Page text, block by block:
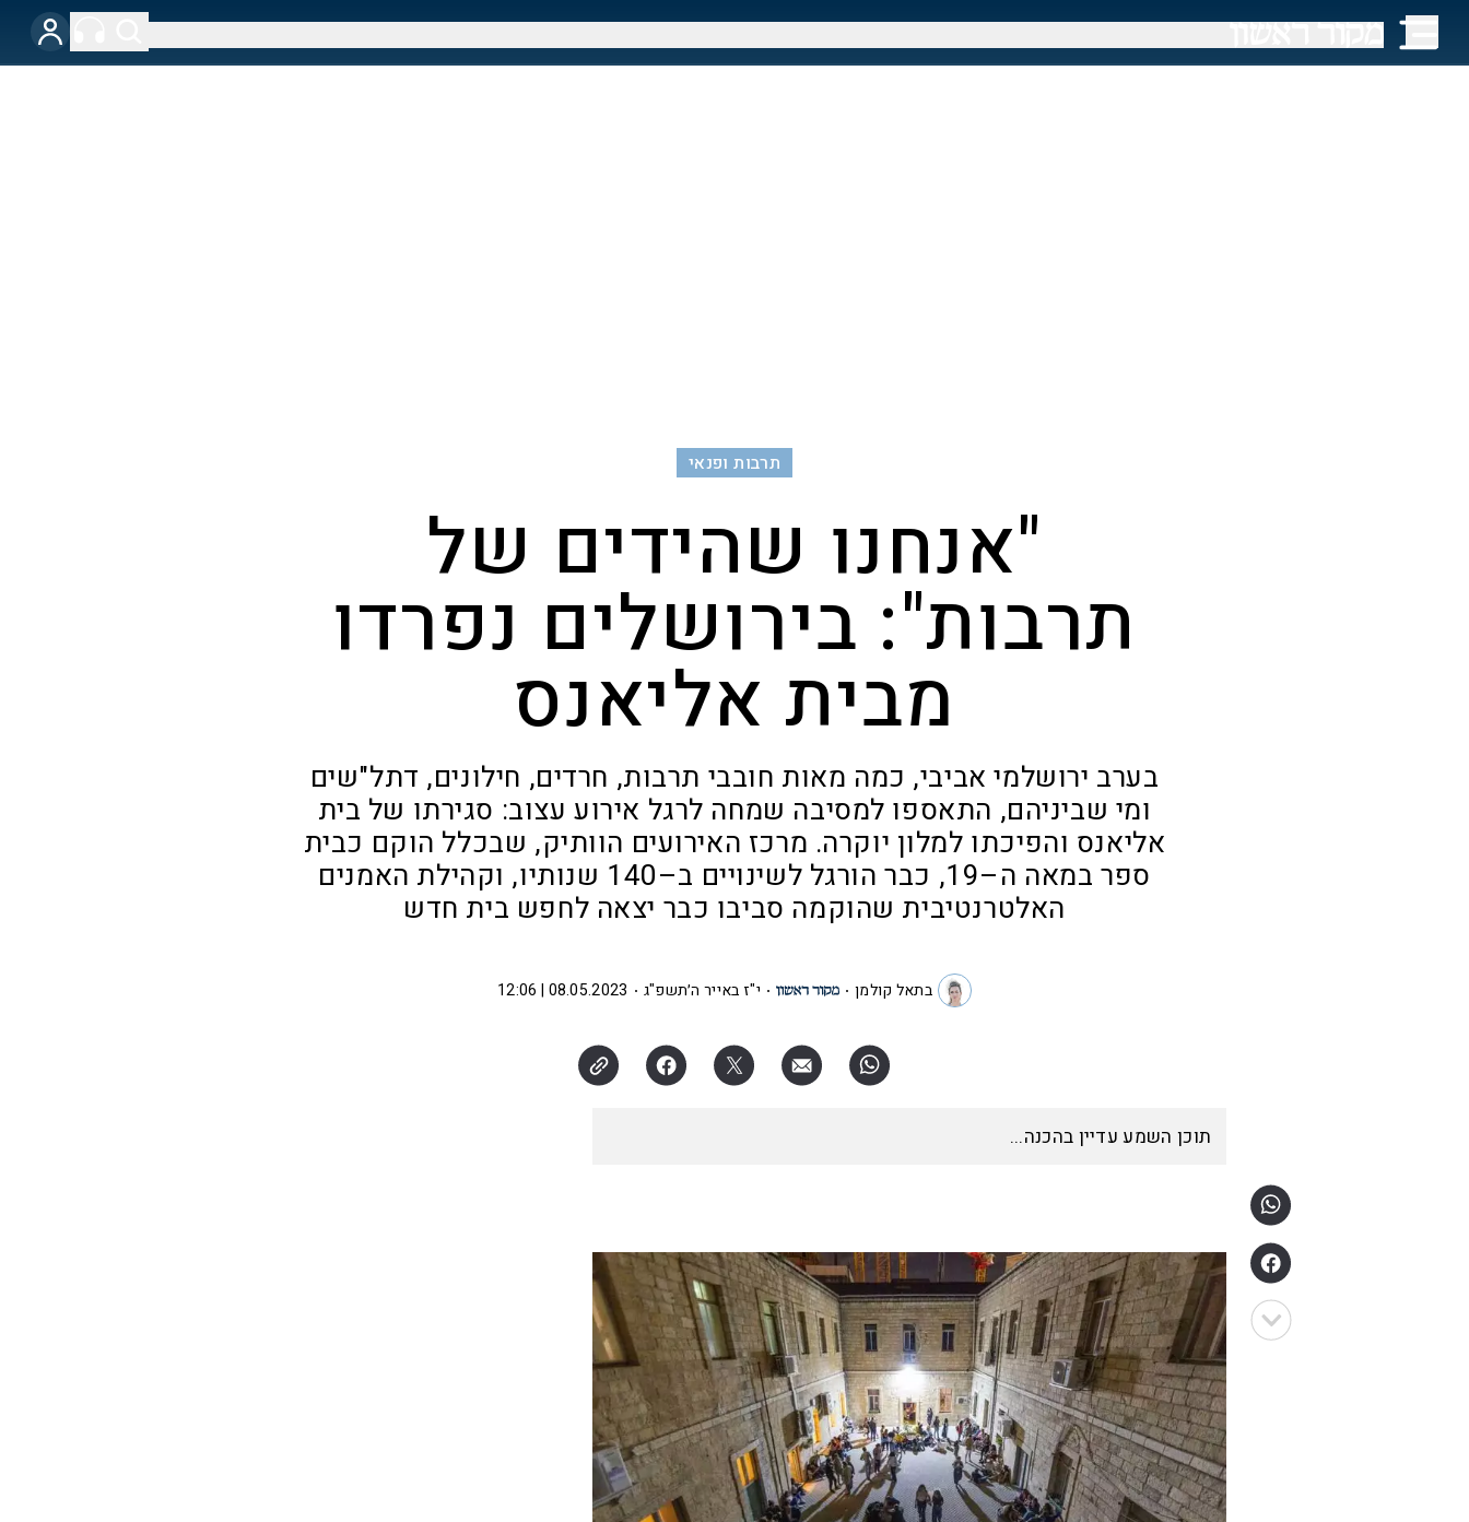
תרבות ופנאי
"אנחנו שהידים של
תרבות": בירושלים נפרדו
מבית אליאנס
בערב ירושלמי אביבי, כמה מאות חובבי תרבות, חרדים, חילונים, דתל"שים
ומי שביניהם, התאספו למסיבה שמחה לרגל אירוע עצוב: סגירתו של בית
אליאנס והפיכתו למלון יוקרה. מרכז האירועים הוותיק, שבכלל הוקם כבית
ספר במאה ה–19, כבר הורגל לשינויים ב–140 שנותיו, וקהילת האמנים
האלטרנטיבית שהוקמה סביבו כבר יצאה לחפש בית חדש
בתאל קולמן י"ז באייר ה׳תשפ"ג 08.05.2023 | 12:06
תוכן השמע עדיין בהכנה...